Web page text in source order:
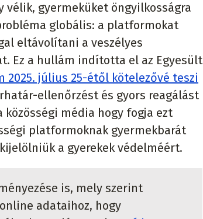
vélik, gyermeküket öngyilkosságra
globális: a platformokat
eltávolítani a veszélyes
Ez a hullám indította el az Egyesült
2025. július 25-étől kötelezővé teszi
ellenőrzést és gyors reagálást
média hogy fogja ezt
platformoknak gyermekbarát
a gyerekek védelméért.
is, mely szerint
adataihoz, hogy